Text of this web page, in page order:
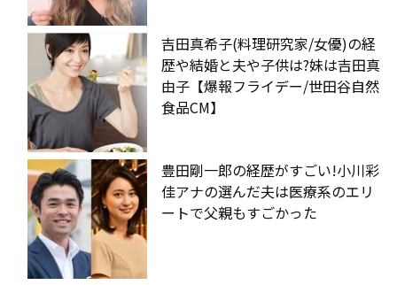
吉田真希子(料理研究家/女優)の経
歴や結婚と夫や子供は?妹は吉田真
由子【爆報フライデー/世田谷自然
食品CM】
豊田剛一郎の経歴がすごい!小川彩
佳アナの選んだ夫は医療系のエリ
ートで父親もすごかった